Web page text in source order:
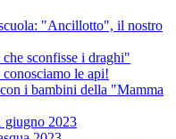
"Ancillotto", il nostro
sconfisse i draghi"
le api!
i bambini della "Mamma
giugno 2023